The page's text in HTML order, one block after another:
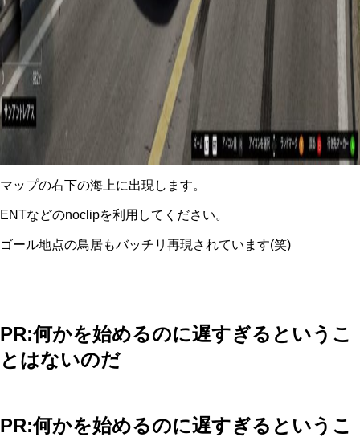
マップの右下の海上に出現します。
ENTなどのnoclipを利用してください。
ゴール地点の鳥居もバッチリ再現されています(笑)
PR:何かを始めるのに遅すぎるというこ
とはないのだ
PR:何かを始めるのに遅すぎるというこ